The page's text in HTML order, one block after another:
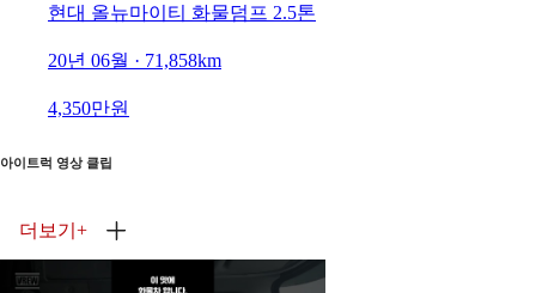
현대 올뉴마이티 화물덤프 2.5톤
20년 06월 · 71,858km
4,350만원
아이트럭 영상 클립
더보기 +